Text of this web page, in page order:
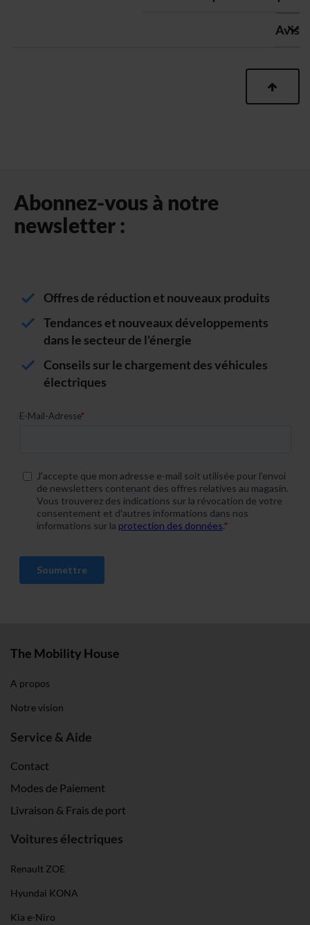
Avis
Abonnez-vous à notre
newsletter :
Offres de réduction et nouveaux produits
Tendances et nouveaux développements
dans le secteur de l'énergie
Conseils sur le chargement des véhicules
électriques
The Mobility House
A propos
Notre vision
Service & Aide
Contact
Modes de Paiement
Livraison & Frais de port
Voitures électriques
Renault ZOE
Hyundai KONA
Kia e-Niro